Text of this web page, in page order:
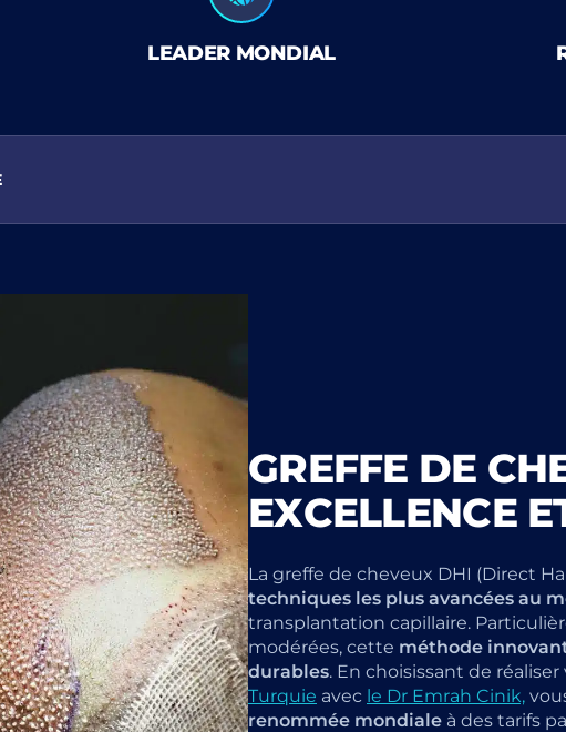
LEADER MONDIAL
GREFFE DE
EXCELLENCE
La greffe de cheveux DHI (Direct
techniques les plus avancées au
transplantation capillaire.
modérées, cette méthode
durables. En choisissant de réaliser
Turquie avec le Dr Emrah Cinik,
renommée mondiale à des tarifs